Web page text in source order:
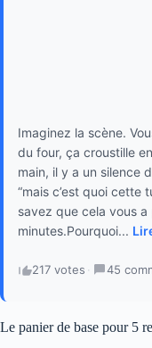
Imaginez la scène.
du four, ça croustille
main, il y a un silence
“mais c’est quoi cette
savez que cela vous a
minutes.Pourquoi...
217 votes · 45
Le panier de base pour 5